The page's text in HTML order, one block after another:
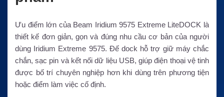
Ưu điểm lớn của Beam Iridium 9575 Extreme LiteDOCK là
thiết kế đơn giản, gọn và đúng nhu cầu cơ bản của người
dùng Iridium Extreme 9575. Đế dock hỗ trợ giữ máy chắc
chắn, sạc pin và kết nối dữ liệu USB, giúp điện thoại vệ tinh
được bố trí chuyên nghiệp hơn khi dùng trên phương tiện
hoặc điểm làm việc cố định.